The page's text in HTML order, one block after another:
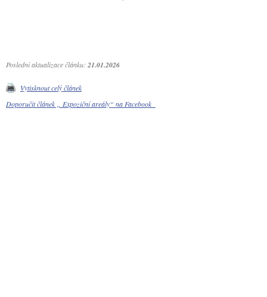
Poslední aktualizace článku: 21.01.2026
Vytisknout celý článek
Doporučit článek „ Expoziční areály“ na Facebook